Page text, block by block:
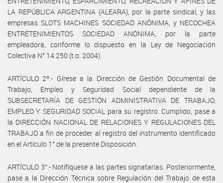
LA REPÚBLICA ARGENTINA (ALEARA), por la parte sindical, y las
empresas SLOTS MACHINES SOCIEDAD ANÓNIMA, y NECOCHEA
ENTRETENIMIENTOS SOCIEDAD ANÓNIMA, por la parte
empleadora, conforme lo dispuesto en la Ley de Negociación
Colectiva N° 14.250 (t.o. 2004).
ARTÍCULO 2º.- Gírese a la Dirección de Gestión Documental de
Trabajo, Empleo y Seguridad Social dependiente de la
SUBSECRETARÍA DE GESTIÓN ADMINISTRATIVA DE TRABAJO,
EMPLEO Y SEGURIDAD SOCIAL para su registro. Cumplido, pase a
la DIRECCIÓN NACIONAL DE RELACIONES Y REGULACIONES DEL
TRABAJO a fin de proceder al registro del instrumento identificado
en el Artículo 1° de la presente Disposición.
ARTÍCULO 3°.- Notifíquese a las partes signatarias. Posteriormente,
pase a la Dirección Técnica sobre Regulación del Trabajo de esta